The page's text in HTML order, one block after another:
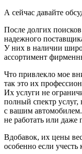
А сейчас давайте
После долгих
надежного
У них в наличии
ассортимент
Что привлекло мое
так это их
Их услуги не
полный спектр
с вашим
не работать или даже
Вдобавок, их цены
особенно если учесть